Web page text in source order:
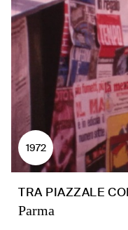
1972
TRA PIAZZALE
Parma